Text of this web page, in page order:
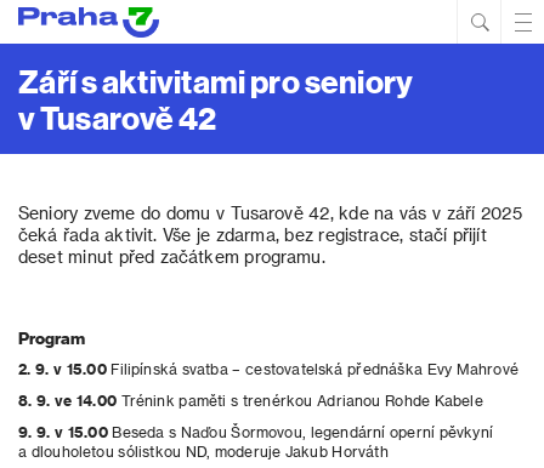
Září s aktivitami pro seniory
v Tusarově 42
Seniory zveme do domu v Tusarově 42, kde na vás v září 2025
čeká řada aktivit. Vše je zdarma, bez registrace, stačí přijít
deset minut před začátkem programu.
Program
2. 9. v 15.00Filipínská svatba – cestovatelská přednáška Evy Mahrové
8. 9. ve 14.00Trénink paměti s trenérkou Adrianou Rohde Kabele
9. 9. v 15.00Beseda s Naďou Šormovou, legendární operní pěvkyní
a dlouholetou sólistkou ND, moderuje Jakub Horváth